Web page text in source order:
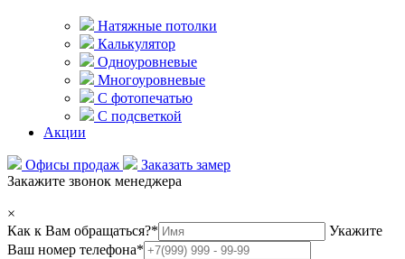
Натяжные потолки
Калькулятор
Одноуровневые
Многоуровневые
С фотопечатью
С подсветкой
Акции
Офисы продаж
Заказать замер
Закажите звонок менеджера
×
Как к Вам обращаться?*
Укажите
Ваш номер телефона*